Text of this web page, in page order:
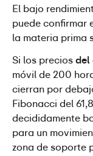
El bajo
puede confirmar
la materia prima
Si los precios del
móvil de 200
cierran por
Fibonacci del
decididamente
para un
zona de soporte